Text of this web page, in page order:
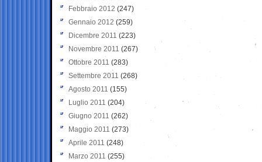
Febbraio 2012 (247)
Gennaio 2012 (259)
Dicembre 2011 (223)
Novembre 2011 (267)
Ottobre 2011 (283)
Settembre 2011 (268)
Agosto 2011 (155)
Luglio 2011 (204)
Giugno 2011 (262)
Maggio 2011 (273)
Aprile 2011 (248)
Marzo 2011 (255)